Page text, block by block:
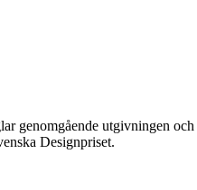
genomgående utgivningen
Designpriset.